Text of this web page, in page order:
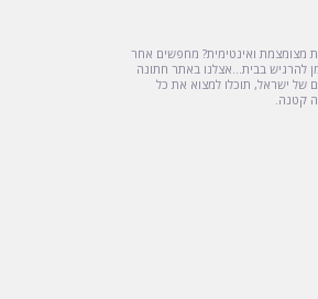
מצומצמת ואינטימית? מחפשים אחר
להרגיש בבית...אצלנו באתר חתונה
של ישראל, תוכלו למצוא את כל
קטנה.